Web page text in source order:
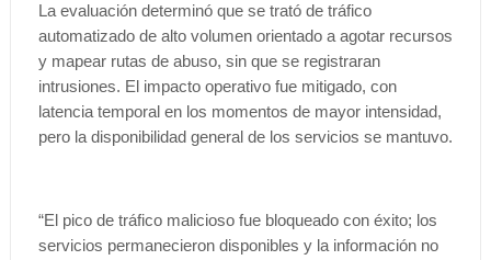
La evaluación determinó que se trató de tráfico
automatizado de alto volumen orientado a agotar recursos
y mapear rutas de abuso, sin que se registraran
intrusiones. El impacto operativo fue mitigado, con
latencia temporal en los momentos de mayor intensidad,
pero la disponibilidad general de los servicios se mantuvo.
“El pico de tráfico malicioso fue bloqueado con éxito; los
servicios permanecieron disponibles y la información no